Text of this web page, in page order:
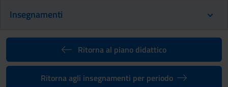
Insegnamenti
Ritorna al piano didattico
Ritorna agli insegnamenti per periodo